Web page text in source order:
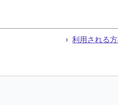
利用される